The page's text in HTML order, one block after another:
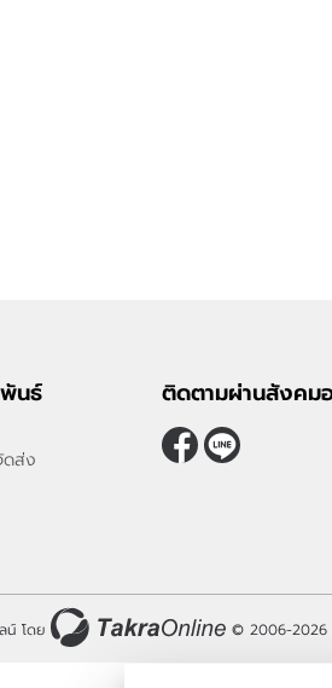
นธ์
ดส่ง
ติดตามผ่านสังคม
น์ โดย © 2006-2026